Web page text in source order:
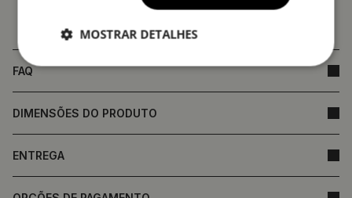
FAQ
DIMENSÕES DO PRODUTO
ENTREGA
MOSTRAR DETALHES